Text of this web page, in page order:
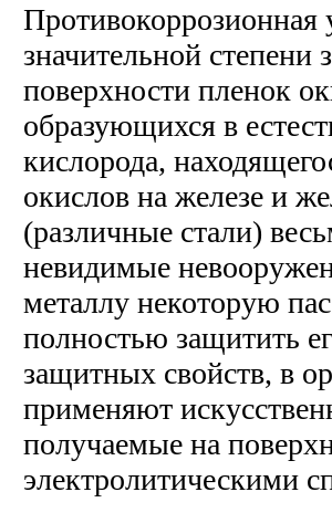
Противокоррозионная
значительной степени
поверхности пленок
образующихся в
кислорода,
окислов на железе и
(различные стали)
невидимые
металлу некоторую
полностью защитить
защитных свойств, в
применяют
получаемые на
электролитическими